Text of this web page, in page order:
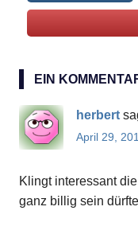
Walnüsse
EIN
herbert
April 29,
Klingt interessant
ganz billig sein dürfte